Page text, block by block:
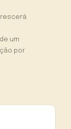
um
por